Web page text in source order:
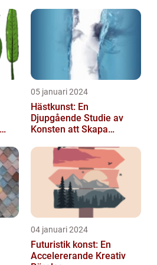
05 januari 2024
Hästkunst: En
Djupgående Studie av
Konsten att Skapa
04 januari 2024
Futuristik konst: En
Accelererande Kreativ